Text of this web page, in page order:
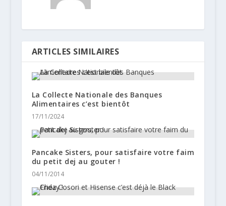
ARTICLES SIMILAIRES
La Collecte Nationale des Banques
Alimentaires c’est bientôt
17/11/2024
Pancake Sisters, pour satisfaire votre faim
du petit dej au gouter !
04/11/2014